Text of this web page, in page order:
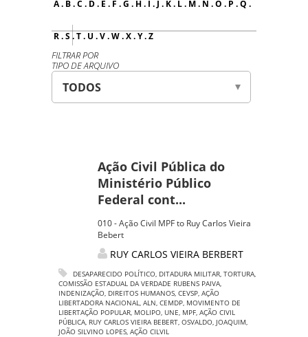
A. B.C . D. E . F .G . H. I . J . K. L. M. N .O . P .Q .
R.S .T. U .V.W.X.Y.Z
FILTRAR POR
TIPO DE ARQUIVO
Ação Civil Pública do
Ministério Público
Federal cont...
010 - Ação Civil MPF to Ruy Carlos Vieira
Bebert
RUY CARLOS VIEIRA BERBERT
DESAPARECIDO POLÍTICO, DITADURA MILITAR, TORTURA,
COMISSÃO ESTADUAL DA VERDADE RUBENS PAIVA,
INDENIZAÇÃO, DIREITOS HUMANOS, CEVSP, AÇÃO
LIBERTADORA NACIONAL, ALN, CEMDP, MOVIMENTO DE
LIBERTAÇÃO POPULAR, MOLIPO, UNE, MPF, AÇÃO CIVIL
PÚBLICA, RUY CARLOS VIEIRA BEBERT, OSVALDO, JOAQUIM,
JOÃO SILVINO LOPES, AÇÃO CILVIL